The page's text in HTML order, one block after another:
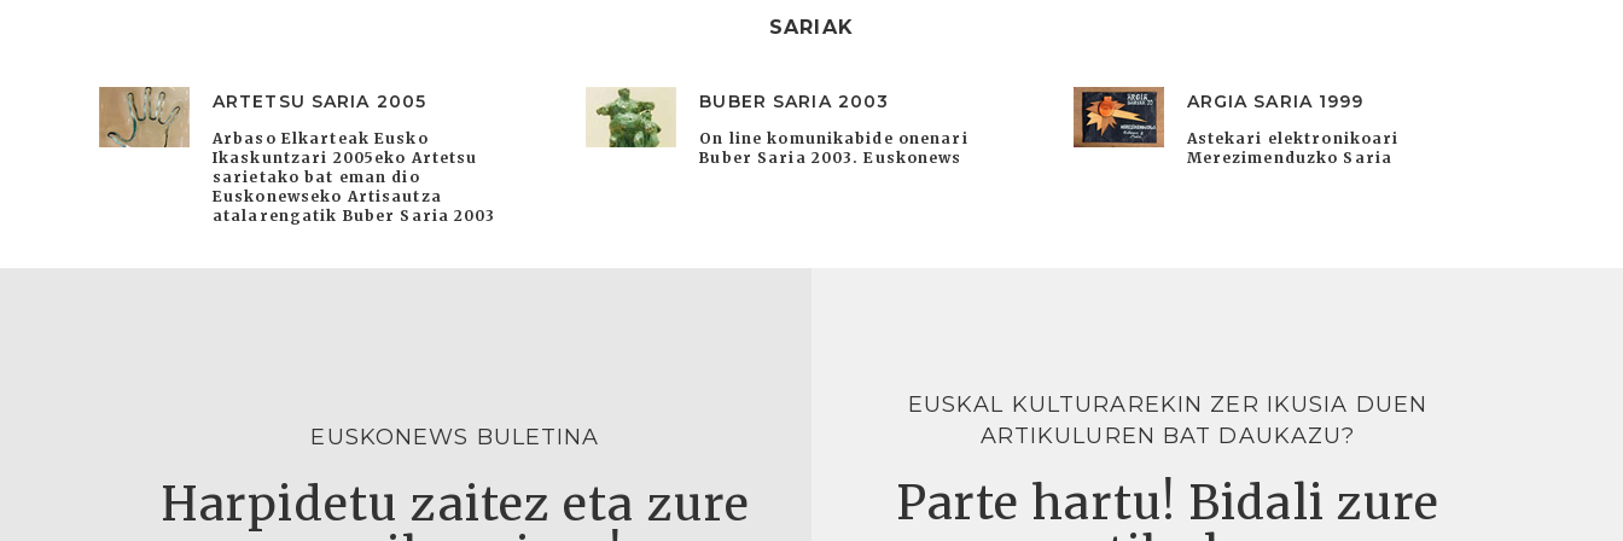
SARIAK
ARTETSU SARIA 2005
Arbaso Elkarteak Eusko
Ikaskuntzari 2005eko Artetsu
sarietako bat eman dio
Euskonewseko Artisautza
atalarengatik Buber Saria 2003
BUBER SARIA 2003
On line komunikabide onenari
Buber Saria 2003. Euskonews
ARGIA SARIA 1999
Astekari elektronikoari
Merezimenduzko Saria
EUSKONEWS BULETINA
Harpidetu zaitez eta zure
EUSKAL KULTURAREKIN ZER IKUSIA DUEN
ARTIKULUREN BAT DAUKAZU?
Parte hartu! Bidali zure